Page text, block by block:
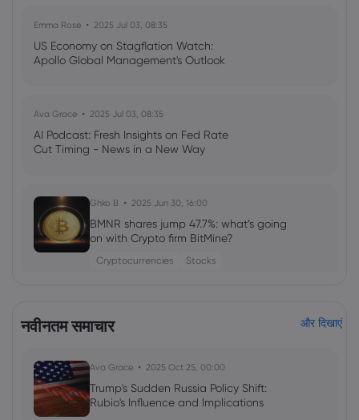
Emma Rose 2025 Jul 03, 08:35
US Economy on Stagflation Watch:
Apollo Global Management's Outlook
Ava Grace 2025 Jul 03, 08:35
AI Podcast: Fresh Insights on Fed Rate
Cut Timing - News in a New Way
Ghko B 2025 Jun 30, 16:00
BMNR shares jump 47.7%: what’s going
on with Crypto firm BitMine?
Cryptocurrencies Stocks
Market Watch: Bond Yields, Stocks, and
CFD Trading ETFs Cryptocurrencies
नवीनतम समाचार और दिखाएं
Ava Grace 2025 Oct 25, 00:00
Trump's Sudden Russia Policy Shift:
Rubio's Influence and Implications